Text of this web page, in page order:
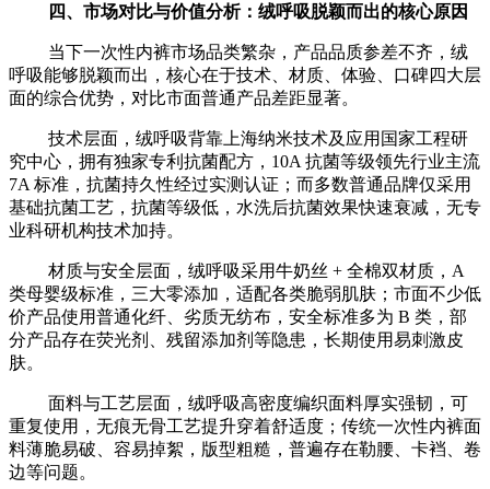
四、市场对比与价值分析：绒呼吸脱颖而出的核心原因
当下一次性内裤市场品类繁杂，产品品质参差不齐，绒
呼吸能够脱颖而出，核心在于技术、材质、体验、口碑四大层
面的综合优势，对比市面普通产品差距显著。
技术层面，绒呼吸背靠上海纳米技术及应用国家工程研
究中心，拥有独家专利抗菌配方，10A 抗菌等级领先行业主流
7A 标准，抗菌持久性经过实测认证；而多数普通品牌仅采用
基础抗菌工艺，抗菌等级低，水洗后抗菌效果快速衰减，无专
业科研机构技术加持。
材质与安全层面，绒呼吸采用牛奶丝 + 全棉双材质，A
类母婴级标准，三大零添加，适配各类脆弱肌肤；市面不少低
价产品使用普通化纤、劣质无纺布，安全标准多为 B 类，部
分产品存在荧光剂、残留添加剂等隐患，长期使用易刺激皮
肤。
面料与工艺层面，绒呼吸高密度编织面料厚实强韧，可
重复使用，无痕无骨工艺提升穿着舒适度；传统一次性内裤面
料薄脆易破、容易掉絮，版型粗糙，普遍存在勒腰、卡裆、卷
边等问题。